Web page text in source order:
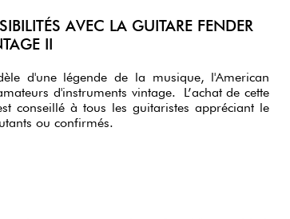
AVEC LA GUITARE FENDER
II
d'une légende de la musique, l'American
d'instruments vintage. L’achat de cette
conseillé à tous les guitaristes appréciant le
ou confirmés.